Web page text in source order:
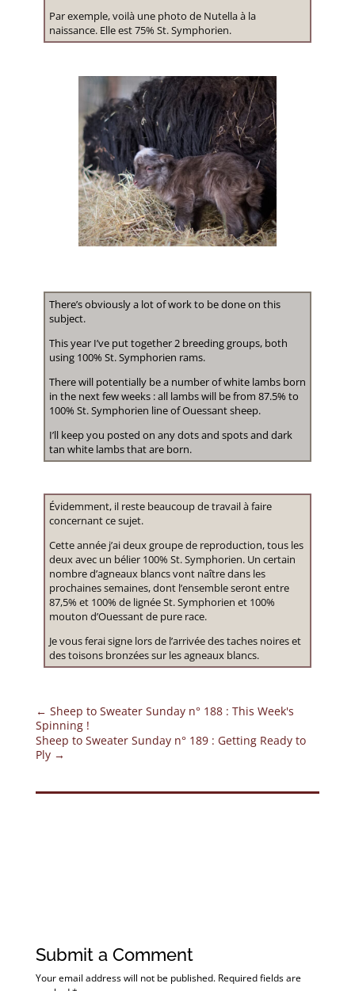
Par exemple, voilà une photo de Nutella à la
naissance. Elle est 75% St. Symphorien.
There’s obviously a lot of work to be done on this
subject.
This year I’ve put together 2 breeding groups, both
using 100% St. Symphorien rams.
There will potentially be a number of white lambs born
in the next few weeks : all lambs will be from 87.5% to
100% St. Symphorien line of Ouessant sheep.
I’ll keep you posted on any dots and spots and dark
tan white lambs that are born.
Évidemment, il reste beaucoup de travail à faire
concernant ce sujet.
Cette année j’ai deux groupe de reproduction, tous les
deux avec un bélier 100% St. Symphorien. Un certain
nombre d’agneaux blancs vont naître dans les
prochaines semaines, dont l’ensemble seront entre
87,5% et 100% de lignée St. Symphorien et 100%
mouton d’Ouessant de pure race.
Je vous ferai signe lors de l’arrivée des taches noires et
des toisons bronzées sur les agneaux blancs.
← Sheep to Sweater Sunday n° 188 : This Week's
Spinning !
Sheep to Sweater Sunday n° 189 : Getting Ready to
Ply→
Submit a Comment
Your email address will not be published. Required fields are